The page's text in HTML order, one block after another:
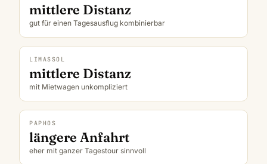
mittlere Distanz
gut für einen Tagesausflug kombinierbar
LIMASSOL
mittlere Distanz
mit Mietwagen unkompliziert
PAPHOS
längere Anfahrt
eher mit ganzer Tagestour sinnvoll